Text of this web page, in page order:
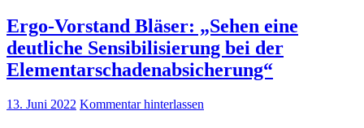
Ergo-Vorstand Bläser: „Sehen eine
deutliche Sensibilisierung bei der
Elementarschadenabsicherung“
13. Juni 2022 Kommentar hinterlassen